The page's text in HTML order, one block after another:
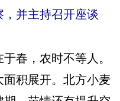
并主持召开座谈
，农时不等人。
积展开。北方小麦